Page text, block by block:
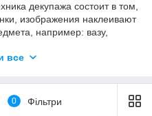
декупажа состоит в том,
изображения наклеивают
например: вазу,
и придать ему
как посуда, свечи,
все
0 Фільтри